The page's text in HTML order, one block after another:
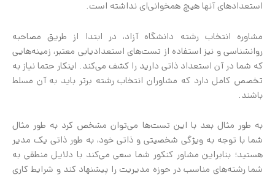
استعدادهای آنها هیچ همخوانی‌ای نداشته است.
مشاوره انتخاب رشته دانشگاه آزاد، در ابتدا از طریق مصاحبه
روانشناسی و نیز استفاده از تست‌های استعدادیابی معتبر، زمینه‌هایی
که شما در آن استعداد ذاتی دارید را کشف می‌کند. اینکار حتما نیاز به
تخصص کامل دارد که مشاوران انتخاب رشته برتر باید به آن مسلط
باشند.
به طور مثال بعد با این تست‌ها می‌توان مشخص کرد به طور مثال
شما با توجه به ویژگی شخصیتی و ذاتی خود، به طور ذاتی یک مدیر
هستید؛ بنابراین مشاور کنکور شما سعی می‌کند با دلایل منطقی به
شما رشته‌های مناسب در حوزه مدیریت را پیشنهاد کند و شرایط کاری